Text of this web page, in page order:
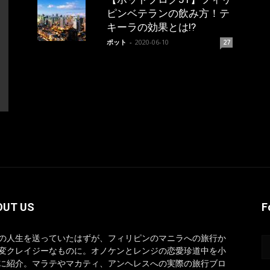
ピンベテランの飲み方！テ
キーラの効果とは!?
ポット - 2020-06-10 27
US
人生を送っていたはずが、フィリピンのマニラへの旅行か
クレイジーなものに。オノケンとレンジの恋愛珍道中を小
紹介。マラテやマカティ、アンヘレスへの実際の旅行ブロ